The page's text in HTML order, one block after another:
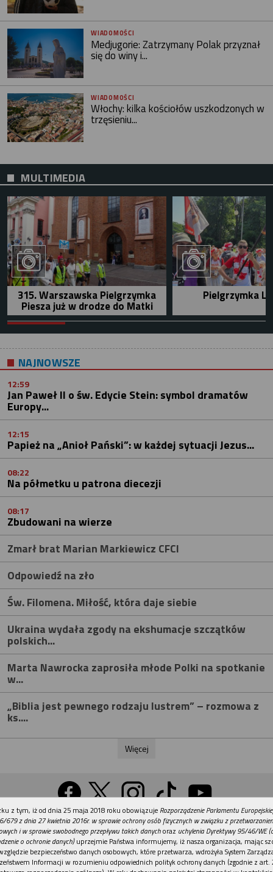
WIADOMOŚCI
Medjugorie: Zatrzymany Polak przyznał
się do winy i...
WIADOMOŚCI
Włochy: kilka kościołów uszkodzonych w
trzęsieniu...
MULTIMEDIA
315. Warszawska Pielgrzymka
Piesza już w drodze do Matki
Pielgrzymka
NAJNOWSZE
12:59
Jan Paweł II o św. Edycie Stein: symbol dramatów
Europy...
12:15
Papież na „Anioł Pański”: w każdej sytuacji Jezus...
08:22
Na półmetku u patrona diecezji
08:17
Zbudowani na wierze
Zmarł brat Marian Markiewicz CFCI
Odpowiedź na zło
Św. Filomena. Miłość, która daje siebie
Ukraina wydała zgody na ekshumacje szczątków
polskich...
Marta Nawrocka zaprosiła młode Polki na spotkanie
w...
„Biblia jest pewnego rodzaju lustrem” – rozmowa z
ks....
Więcej
Wersja na komputer
Działy Tematy Kontakt Reklama
Patronaty
REKLAMA
z tym, iż od dnia 25 maja 2018 roku obowiązuje Rozporządzenie Parlamentu
679 z dnia 27 kwietnia 2016r. w sprawie ochrony osób fizycznych w związku z
i w sprawie swobodnego przepływu takich danychoraz uchylenia Dyrektywy 95/46/WE
o ochronie danych)uprzejmie Państwa informujemy, iż nasza organizacja, mając
bezpieczeństwo danych osobowych, które przetwarza, wdrożyła System
Informacji w rozumieniu odpowiednich polityk ochrony danych (zgodnie z art.